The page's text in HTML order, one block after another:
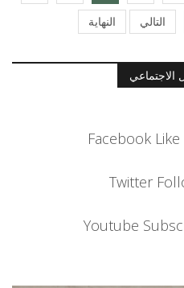
التالي
النهاية
الاجتماعي
Facebook
Twitter
Youtube